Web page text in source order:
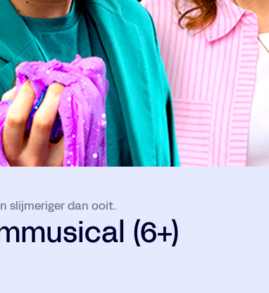
(6+)
slijmeriger dan ooit.